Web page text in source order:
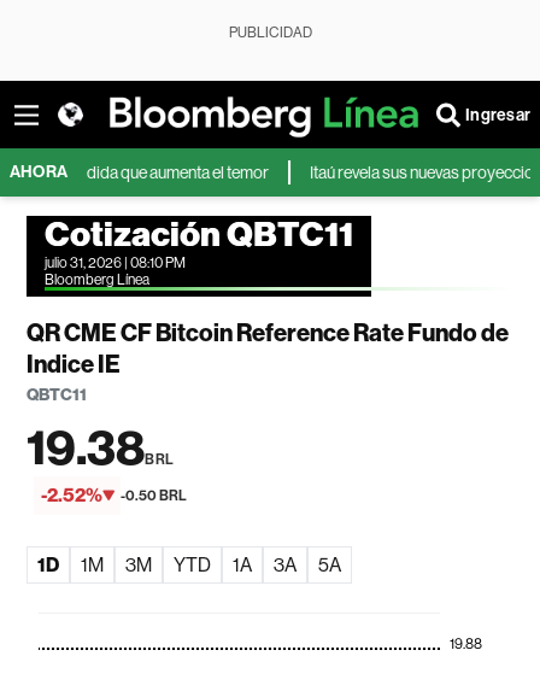
PUBLICIDAD
Ingresar
AHORA
medida que aumenta el temor Itaú revela sus nuevas proyecciones del
Cotización QBTC11
julio 31, 2026 | 08:10 PM
Bloomberg Línea
QR CME CF Bitcoin Reference Rate Fundo de
Indice IE
QBTC11
19.38BRL
-2.52% -0.50 BRL
1D 1M 3M YTD 1A 3A 5A
19.88